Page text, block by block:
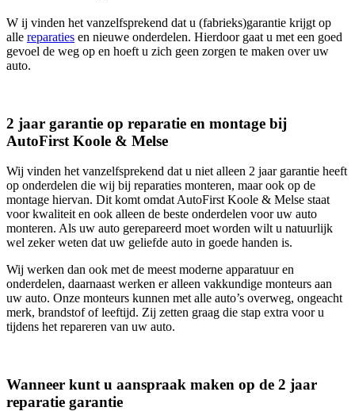
W ij vinden het vanzelfsprekend dat u (fabrieks)garantie krijgt op
alle reparaties en nieuwe onderdelen. Hierdoor gaat u met een goed
gevoel de weg op en hoeft u zich geen zorgen te maken over uw
auto.
2 jaar garantie op reparatie en montage bij
AutoFirst Koole & Melse
Wij vinden het vanzelfsprekend dat u niet alleen 2 jaar garantie heeft
op onderdelen die wij bij reparaties monteren, maar ook op de
montage hiervan. Dit komt omdat AutoFirst Koole & Melse staat
voor kwaliteit en ook alleen de beste onderdelen voor uw auto
monteren. Als uw auto gerepareerd moet worden wilt u natuurlijk
wel zeker weten dat uw geliefde auto in goede handen is.
Wij werken dan ook met de meest moderne apparatuur en
onderdelen, daarnaast werken er alleen vakkundige monteurs aan
uw auto. Onze monteurs kunnen met alle auto’s overweg, ongeacht
merk, brandstof of leeftijd. Zij zetten graag die stap extra voor u
tijdens het repareren van uw auto.
Wanneer kunt u aanspraak maken op de 2 jaar
reparatie garantie